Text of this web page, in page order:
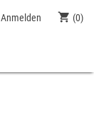
Anmelden  (0)